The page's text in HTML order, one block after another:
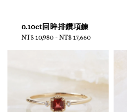
0.10ct回眸排鑽項鍊
Regular
NT$ 10,980 -NT$ 17,660